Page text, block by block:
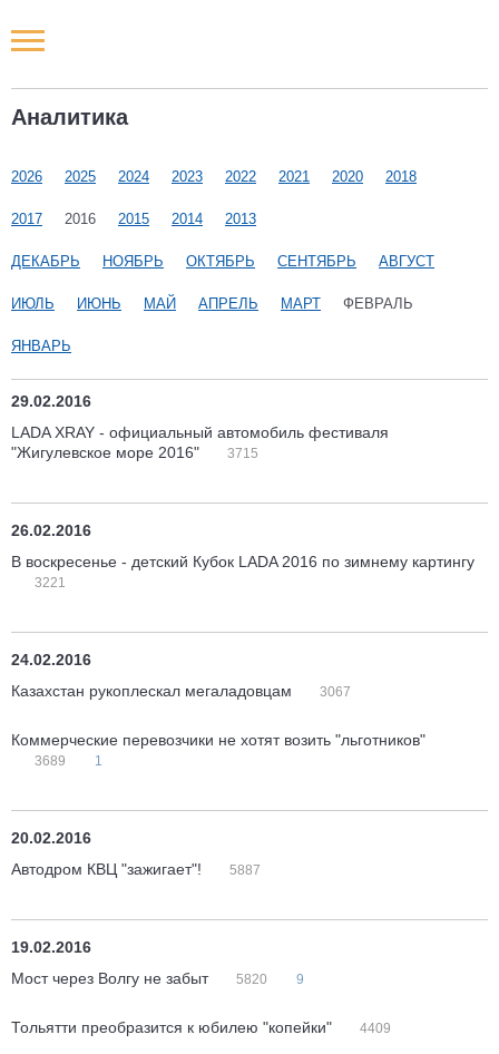
Аналитика
2026 2025 2024 2023 2022 2021 2020 2018
2017 2016 2015 2014 2013
ДЕКАБРЬ НОЯБРЬ ОКТЯБРЬ СЕНТЯБРЬ АВГУСТ
ИЮЛЬ ИЮНЬ МАЙ АПРЕЛЬ МАРТ ФЕВРАЛЬ
ЯНВАРЬ
29.02.2016
LADA XRAY - официальный автомобиль фестиваля
"Жигулевское море 2016"
3715
26.02.2016
В воскресенье - детский Кубок LADA 2016 по зимнему картингу
3221
24.02.2016
Казахстан рукоплескал мегаладовцам
3067
Коммерческие перевозчики не хотят возить "льготников"
3689 1
20.02.2016
Автодром КВЦ "зажигает"!
5887
19.02.2016
Мост через Волгу не забыт
5820 9
Тольятти преобразится к юбилею "копейки" 4409
Новости РФ
Наши мероприятия
Статьи